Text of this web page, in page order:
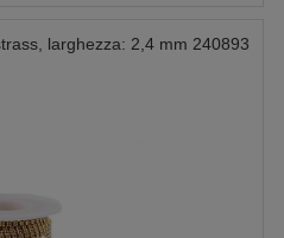
larghezza: 2,4 mm 240893